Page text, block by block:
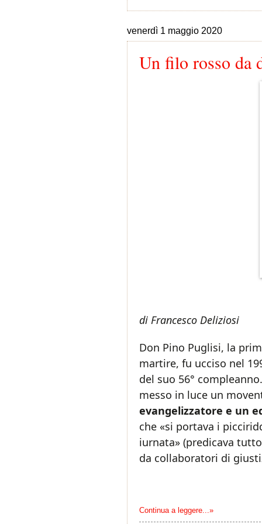
venerdì 1 maggio 2020
Un filo rosso da
di Francesco Deliziosi
Don Pino Puglisi, la
martire, fu ucciso nel
del suo 56°
messo in luce un
evangelizzatore e un
che «si portava i
iurnata» (predicava
da collaboratori di
Continua a leggere...»